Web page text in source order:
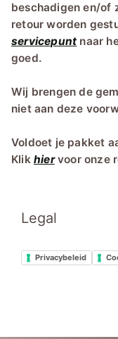
beschadigen en/of
retour worden
servicepunt naar
goed.
Wij brengen de
niet aan deze
Voldoet je pakket
Klik hiervoor onze
Legal
Privacybeleid